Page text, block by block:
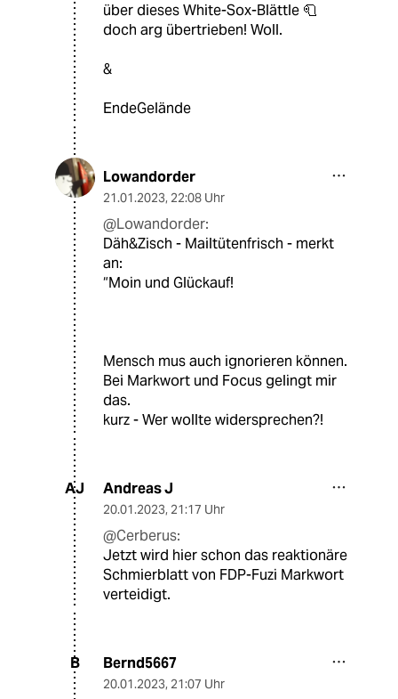
über dieses White-Sox-Blättle 🧻
doch arg übertrieben! Woll.
&
EndeGelände
Lowandorder
21.01.2023, 22:08 Uhr
@Lowandorder:
Däh&Zisch - Mailtütenfrisch - merkt
an:
“Moin und Glückauf!
Mensch mus auch ignorieren können.
Bei Markwort und Focus gelingt mir
das.
kurz - Wer wollte widersprechen?!
AJ Andreas J
20.01.2023, 21:17 Uhr
@Cerberus:
Jetzt wird hier schon das reaktionäre
Schmierblatt von FDP-Fuzi Markwort
verteidigt.
B Bernd5667
20.01.2023, 21:07 Uhr